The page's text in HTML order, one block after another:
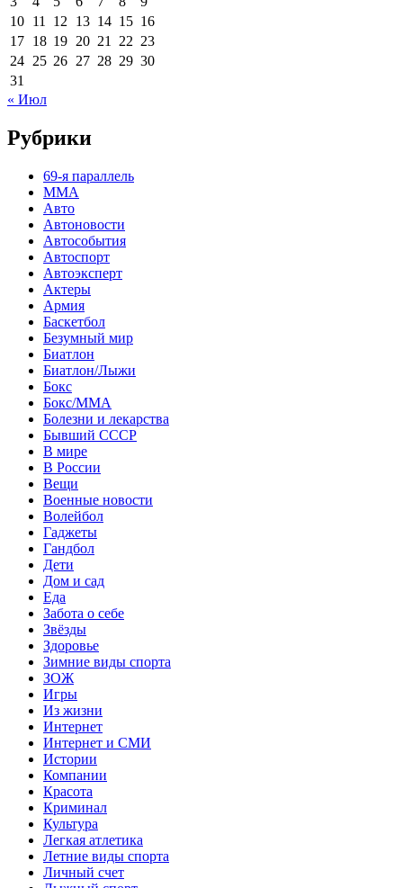
10 11 12 13 14 15 16
17 18 19 20 21 22 23
24 25 26 27 28 29 30
31
« Июл
Рубрики
69-я параллель
MMA
Авто
Автоновости
Автособытия
Автоспорт
Автоэксперт
Актеры
Армия
Баскетбол
Безумный мир
Биатлон
Биатлон/Лыжи
Бокс
Бокс/MMA
Болезни и лекарства
Бывший СССР
В мире
В России
Вещи
Военные новости
Волейбол
Гаджеты
Гандбол
Дети
Дом и сад
Еда
Забота о себе
Звёзды
Здоровье
Зимние виды спорта
ЗОЖ
Игры
Из жизни
Интернет
Интернет и СМИ
Истории
Компании
Красота
Криминал
Культура
Легкая атлетика
Летние виды спорта
Личный счет